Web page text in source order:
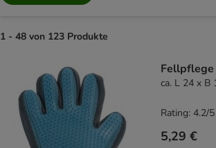
1 - 48 von 123 Produkte
Fellpflege
ca. L 24 x B
5,29 €
Rating: 4.2/5